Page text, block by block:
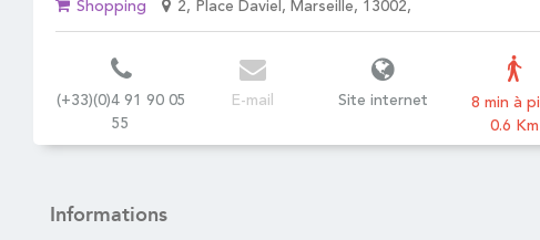
Shopping 2, Place Daviel, Marseille, 13002,
(+33)(0)4 91 90 05
55
E-mail Site internet
8 min à
0.6 Km
Informations